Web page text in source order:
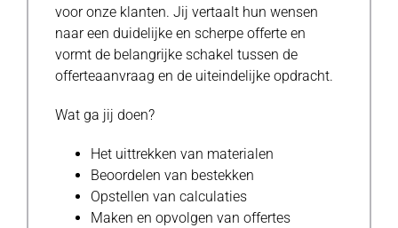
voor onze klanten. Jij vertaalt hun wensen
naar een duidelijke en scherpe offerte en
vormt de belangrijke schakel tussen de
offerteaanvraag en de uiteindelijke opdracht.
Wat ga jij doen?
Het uittrekken van materialen
Beoordelen van bestekken
Opstellen van calculaties
Maken en opvolgen van offertes